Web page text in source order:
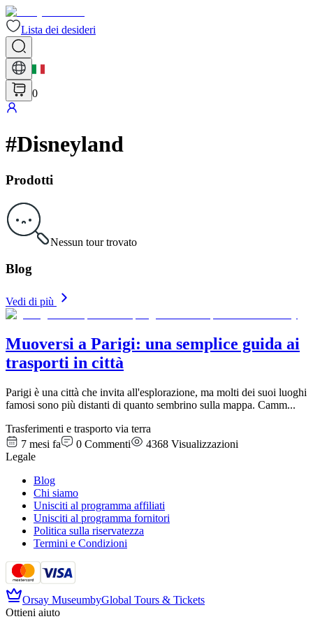
Lista dei desideri
0
#Disneyland
Prodotti
Nessun tour trovato
Blog
Vedi di più
Muoversi a Parigi: una semplice guida ai
trasporti in città
Parigi è una città che invita all'esplorazione, ma molti dei suoi luoghi
famosi sono più distanti di quanto sembrino sulla mappa. Camm...
Trasferimenti e trasporto via terra
7 mesi fa
0 Commenti 4368 Visualizzazioni
Legale
Blog
Chi siamo
Unisciti al programma affiliati
Unisciti al programma fornitori
Politica sulla riservatezza
Termini e Condizioni
Orsay MuseumbyGlobal Tours & Tickets
Ottieni aiuto